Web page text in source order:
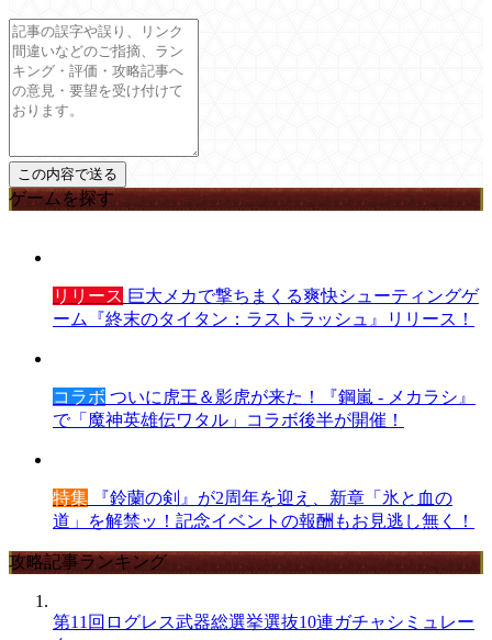
ゲームを探す
リリース 巨大メカで撃ちまくる爽快シューティングゲ
ーム『終末のタイタン：ラストラッシュ』リリース！
コラボ ついに虎王＆影虎が来た！『鋼嵐 - メカラシ』
で「魔神英雄伝ワタル」コラボ後半が開催！
特集 『鈴蘭の剣』が2周年を迎え、新章「氷と血の
道」を解禁ッ！記念イベントの報酬もお見逃し無く！
攻略記事ランキング
第11回ログレス武器総選挙選抜10連ガチャシミュレー